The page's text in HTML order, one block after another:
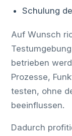
Schulung
Auf Wunsch
betrieben
Prozesse,
testen, ohne
beeinflussen.
Dadurch